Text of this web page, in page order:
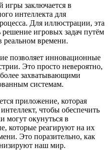
игры заключается в
интеллекта для
Для иллюстрации, эта
решение игровых задач путём
реальном времени.
позволяет инновационные
Это просто невероятно,
захватывающими
системам.
приложение, которая
чтобы обеспечить
могут окунуться в
которые реагируют на их
Это поразительно, как
наш мир.